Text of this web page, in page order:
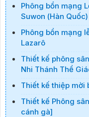
Phông bổn mạng
Suwon (Hàn Quốc)
Phông bổn mạng
Lazarô
Thiết kế phông
Nhi Thánh Thể
Thiết kế thiệp mời
Thiết kế Phông
cánh gà]